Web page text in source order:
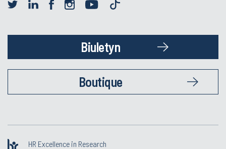
Biuletyn
Boutique
HR Excellence in Research